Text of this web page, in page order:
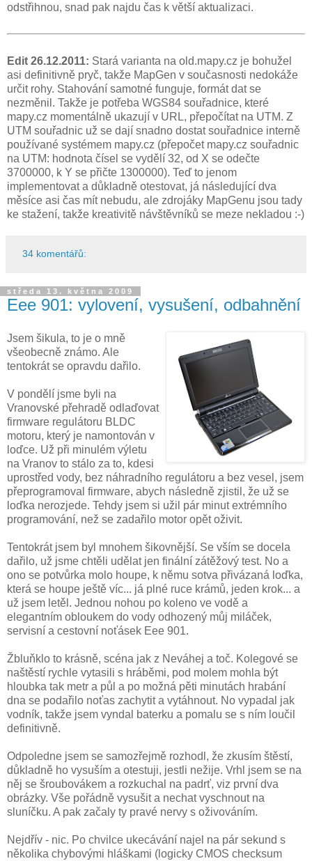
odstřihnou, snad pak najdu čas k větší aktualizaci.
Edit 26.12.2011: Stará varianta na old.mapy.cz je bohužel
asi definitivně pryč, takže MapGen v současnosti nedokáže
určit rohy. Stahování samotné funguje, formát dat se
nezměnil. Takže je potřeba WGS84 souřadnice, které
mapy.cz momentálně ukazují v URL, přepočítat na UTM. Z
UTM souřadnic už se dají snadno dostat souřadnice interně
používané systémem mapy.cz (přepočet mapy.cz souřadnic
na UTM: hodnota čísel se vydělí 32, od X se odečte
3700000, k Y se přičte 1300000). Teď to jenom
implementovat a důkladně otestovat, já následující dva
měsíce asi čas mít nebudu, ale zdrojáky MapGenu jsou tady
ke stažení, takže kreativitě návštěvníků se meze nekladou :-)
34 komentářů:
středa 13. května 2009
Eee 901: vylovení, vysušení, odbahnění
Jsem šikula, to je o mně
všeobecně známo. Ale
tentokrát se opravdu dařilo.
V pondělí jsme byli na
Vranovské přehradě odlaďovat
firmware regulátoru BLDC
motoru, který je namontován v
loďce. Už při minulém výletu
na Vranov to stálo za to, kdesi
uprostřed vody, bez náhradního regulátoru a bez vesel, jsem
přeprogramoval firmware, abych následně zjistil, že už se
loďka nerozjede. Tehdy jsem si užil pár minut extrémního
programování, než se zadařilo motor opět oživit.
Tentokrát jsem byl mnohem šikovnější. Se vším se docela
dařilo, už jsme chtěli udělat jen finální zátěžový test. No a
ono se potvůrka molo houpe, k němu sotva přivázaná loďka,
která se houpe ještě víc... já plné ruce krámů, jeden krok... a
už jsem letěl. Jednou nohou po koleno ve vodě a
elegantním obloukem do vody odhozený můj miláček,
servisní a cestovní noťásek Eee 901.
Žbluňklo to krásně, scéna jak z Neváhej a toč. Kolegové se
naštěstí rychle vytasili s hráběmi, pod molem mohla být
hloubka tak metr a půl a po možná pěti minutách hrabání
dna se podařilo noťas zachytit a vytáhnout. No vypadal jak
vodník, takže jsem vyndal baterku a pomalu se s ním loučil
definitivně.
Odpoledne jsem se samozřejmě rozhodl, že zkusím štěstí,
důkladně ho vysuším a otestuji, jestli nežije. Vrhl jsem se na
něj se šroubovákem a rozkuchal na padrť, viz první dva
obrázky. Vše pořádně vysušit a nechat vyschnout na
sluníčku. A pak začaly ty pravé nervy s oživováním.
Nejdřív - nic. Po chvilce ukecávání najel na pár sekund s
několika chybovými hláškami (logicky CMOS checksum